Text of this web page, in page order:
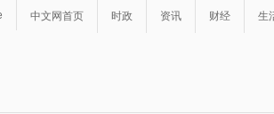
中文网首页 时政 资讯 财经 生